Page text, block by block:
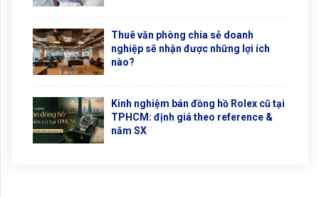
Thuê văn phòng chia sẻ doanh
nghiệp sẽ nhận được những lợi ích
nào?
Kinh nghiệm bán đồng hồ Rolex cũ tại
TPHCM: định giá theo reference &
năm SX